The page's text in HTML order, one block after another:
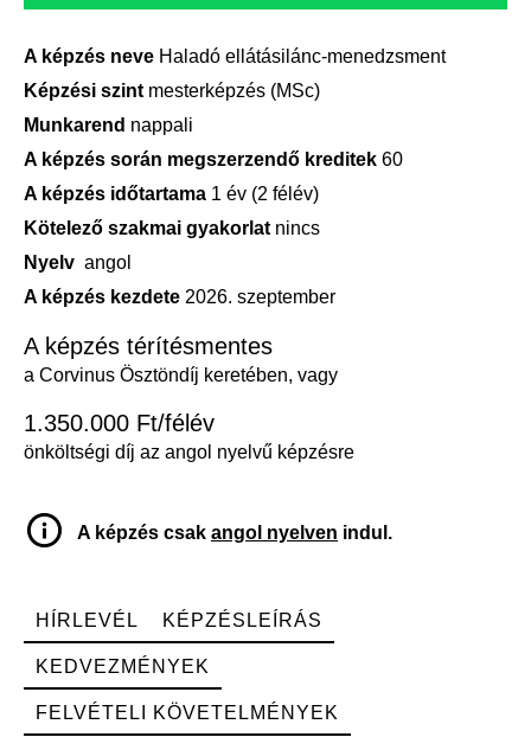
A képzés neve Haladó ellátásilánc-menedzsment
Képzési szint mesterképzés (MSc)
Munkarend nappali
A képzés során megszerzendő kreditek 60
A képzés időtartama 1 év (2 félév)
Kötelező szakmai gyakorlat nincs
Nyelv angol
A képzés kezdete 2026. szeptember
A képzés térítésmentes
a Corvinus Ösztöndíj keretében, vagy
1.350.000 Ft/félév
önköltségi díj az angol nyelvű képzésre
A képzés csak angol nyelven indul.
HÍRLEVÉL KÉPZÉSLEÍRÁS
KEDVEZMÉNYEK
FELVÉTELI KÖVETELMÉNYEK